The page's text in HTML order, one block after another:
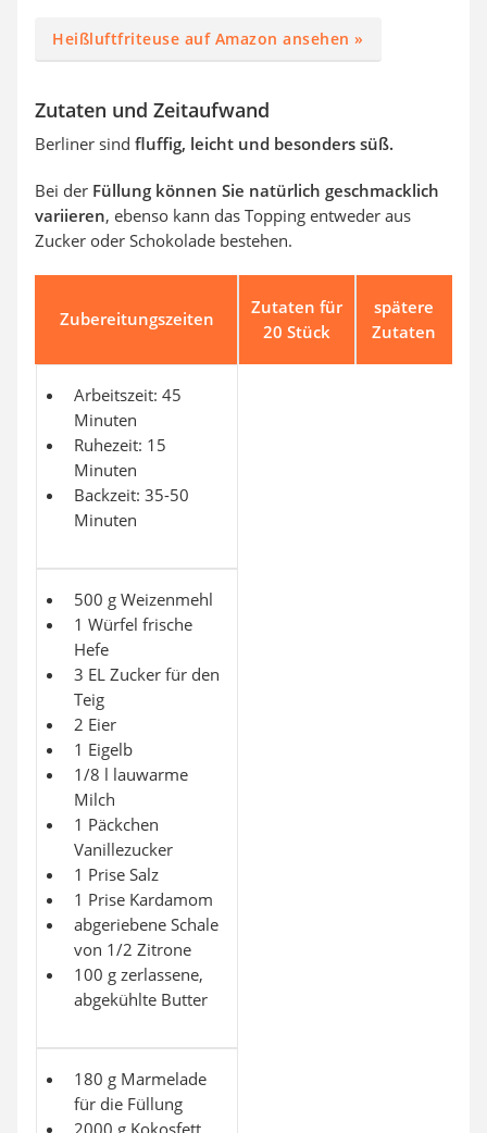
Heißluftfriteuse auf Amazon ansehen »
Zutaten und Zeitaufwand
Berliner sind fluffig, leicht und besonders süß.
Bei der Füllung können Sie natürlich geschmacklich
variieren, ebenso kann das Topping entweder aus
Zucker oder Schokolade bestehen.
Zubereitungszeiten
Zutaten für
20 Stück
spätere
Zutaten
Arbeitszeit: 45
Minuten
Ruhezeit: 15
Minuten
Backzeit: 35-50
Minuten
500 g Weizenmehl
1 Würfel frische
Hefe
3 EL Zucker für den
Teig
2 Eier
1 Eigelb
1/8 l lauwarme
Milch
1 Päckchen
Vanillezucker
1 Prise Salz
1 Prise Kardamom
abgeriebene Schale
von 1/2 Zitrone
100 g zerlassene,
abgekühlte Butter
180 g Marmelade
für die Füllung
2000 g Kokosfett